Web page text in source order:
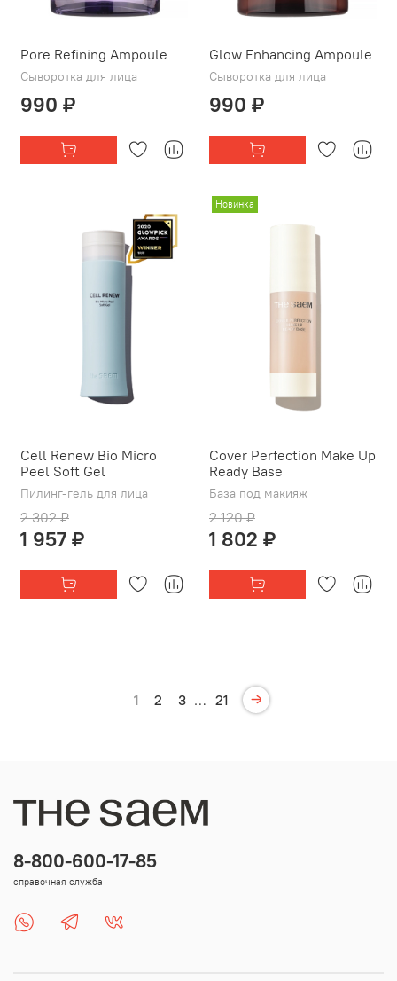
Pore Refining Ampoule
Сыворотка для лица
990 ₽
Glow Enhancing Ampoule
Сыворотка для лица
990 ₽
Cell Renew Bio Micro
Peel Soft Gel
Пилинг-гель для лица
2 302 ₽
1 957 ₽
Новинка
Cover Perfection Make Up
Ready Base
База под макияж
2 120 ₽
1 802 ₽
1 2 3 … 21
8-800-600-17-85
справочная служба